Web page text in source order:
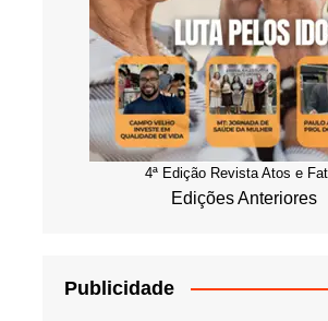
4ª Edição Revista Atos e
Edições Anteriores
Publicidade